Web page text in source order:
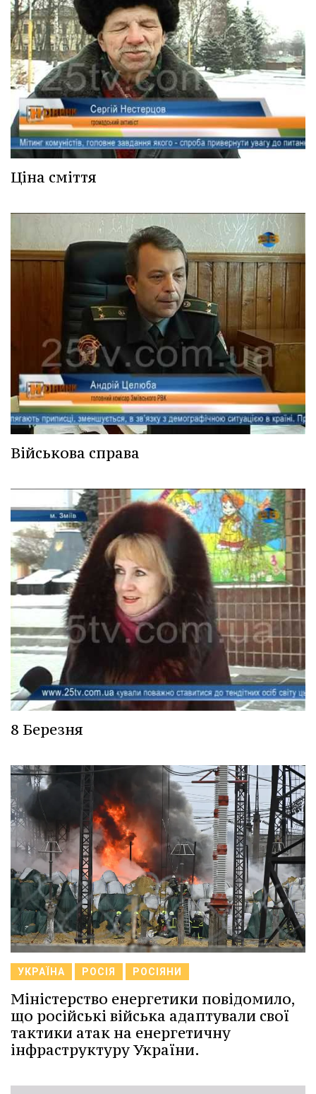
Ціна сміття
Військова справа
8 Березня
УКРАЇНА РОСІЯ РОСІЯНИ
Міністерство енергетики повідомило,
що російські війська адаптували свої
тактики атак на енергетичну
інфраструктуру України.